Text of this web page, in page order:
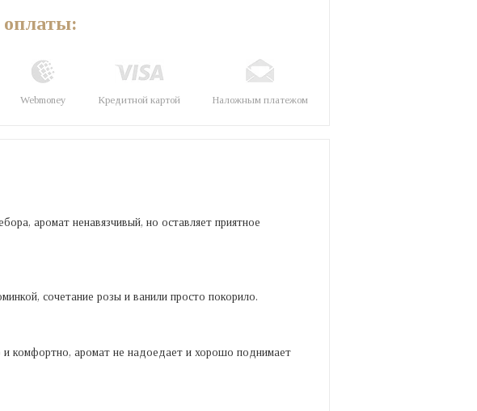
Webmoney Кредитной картой Наложным платежом
аромат ненавязчивый, но оставляет приятное
сочетание розы и ванили просто покорило.
и комфортно, аромат не надоедает и хорошо поднимает